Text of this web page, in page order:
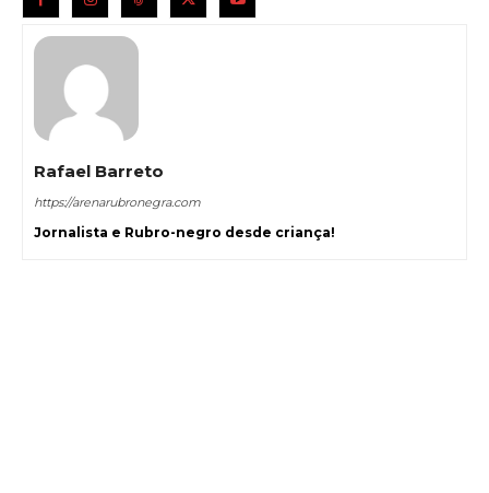
Rafael Barreto
https://arenarubronegra.com
Jornalista e Rubro-negro desde criança!